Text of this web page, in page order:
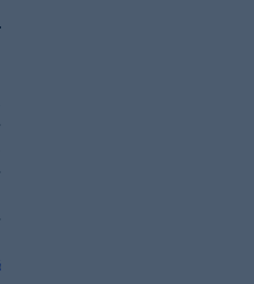
mer information